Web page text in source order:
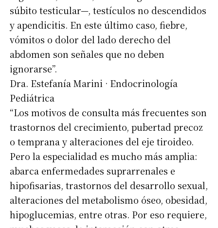
súbito testicular—, testículos no descendidos
y apendicitis. En este último caso, fiebre,
vómitos o dolor del lado derecho del
abdomen son señales que no deben
ignorarse”.
Dra. Estefanía Marini · Endocrinología
Pediátrica
“Los motivos de consulta más frecuentes son
trastornos del crecimiento, pubertad precoz
o temprana y alteraciones del eje tiroideo.
Pero la especialidad es mucho más amplia:
abarca enfermedades suprarrenales e
hipofisarias, trastornos del desarrollo sexual,
alteraciones del metabolismo óseo, obesidad,
hipoglucemias, entre otras. Por eso requiere,